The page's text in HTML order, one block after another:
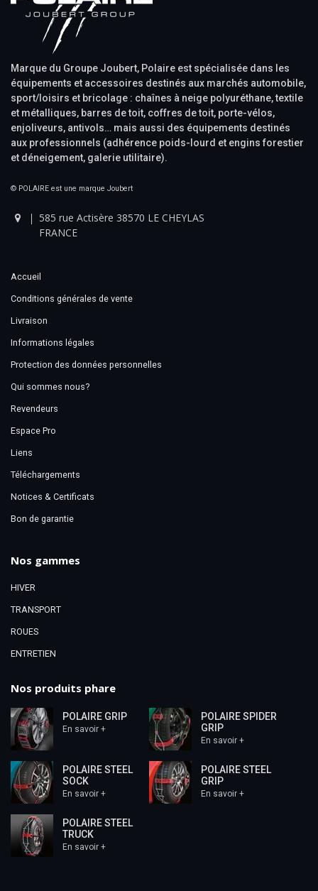
Marque du Groupe Joubert, Polaire est spécialisée dans les
équipements et accessoires destinés aux marchés automobile,
sport/loisirs et bricolage : chaînes à neige polyuréthane, textile
et métalliques, barres de toit, coffres de toit, porte-vélos,
enjoliveurs, antivols… mais aussi des équipements destinés
aux professionnels (adhérence poids-lourd et engins forestier
et déneigement, galerie utilitaire).
© POLAIRE est une marque Joubert
585 rue Actisère 38570 LE CHEYLAS
FRANCE
Accueil
Conditions générales de vente
Livraison
Informations légales
Protection des données personnelles
Qui sommes nous?
Revendeurs
Espace Pro
Liens
Téléchargements
Notices & Certificats
Bon de garantie
Nos gammes
HIVER
TRANSPORT
ROUES
ENTRETIEN
Nos produits phare
POLAIRE GRIP
En savoir +
POLAIRE SPIDER
GRIP
En savoir +
POLAIRE STEEL
SOCK
En savoir +
POLAIRE STEEL
GRIP
En savoir +
POLAIRE STEEL
TRUCK
En savoir +